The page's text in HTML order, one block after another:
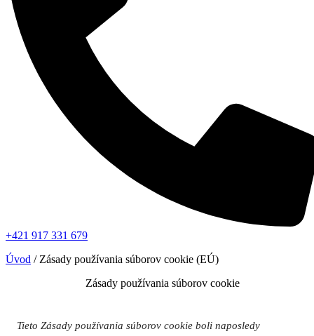
+421 917 331 679
Úvod / Zásady používania súborov cookie (EÚ)
Zásady používania súborov cookie
Tieto Zásady používania súborov cookie boli naposledy